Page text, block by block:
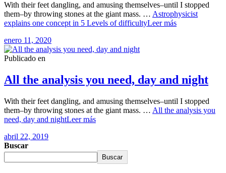
With their feet dangling, and amusing themselves–until I stopped
them–by throwing stones at the giant mass. … Astrophysicist
explains one concept in 5 Levels of difficultyLeer más
enero 11, 2020
Publicado en
All the analysis you need, day and night
With their feet dangling, and amusing themselves–until I stopped
them–by throwing stones at the giant mass. … All the analysis you
need, day and nightLeer más
abril 22, 2019
Buscar
Buscar